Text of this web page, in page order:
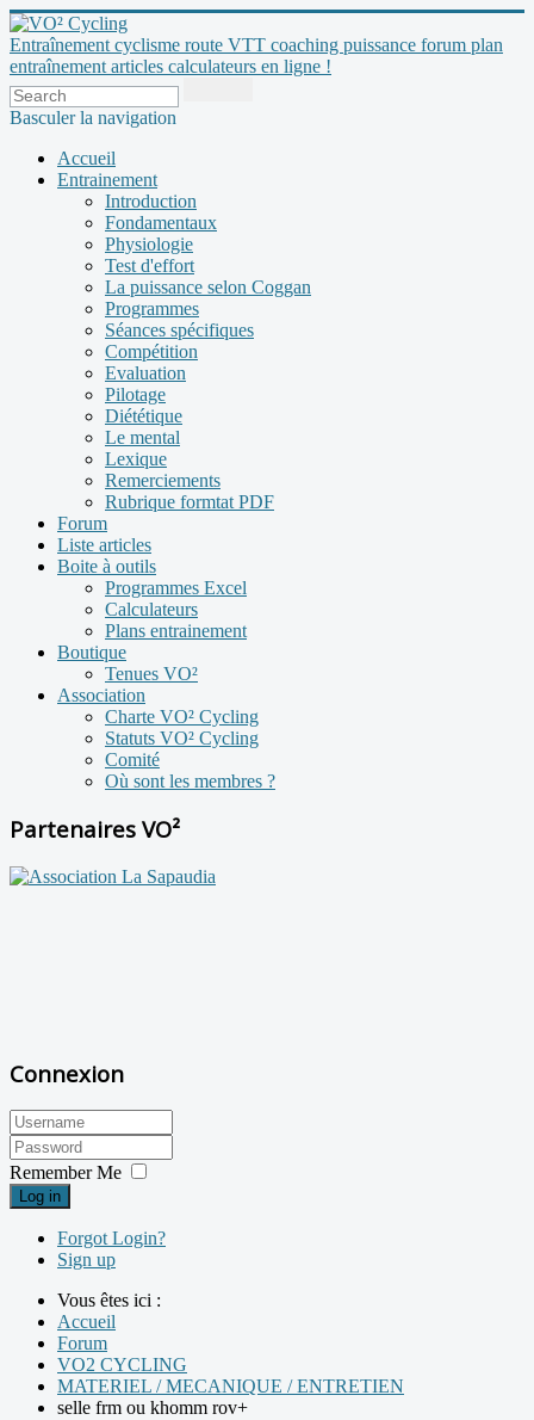
Entraînement cyclisme route VTT coaching puissance forum plan
entraînement articles calculateurs en ligne !
Basculer la navigation
Accueil
Entrainement
Introduction
Fondamentaux
Physiologie
Test d'effort
La puissance selon Coggan
Programmes
Séances spécifiques
Compétition
Evaluation
Pilotage
Diététique
Le mental
Lexique
Remerciements
Rubrique formtat PDF
Forum
Liste articles
Boite à outils
Programmes Excel
Calculateurs
Plans entrainement
Boutique
Tenues VO²
Association
Charte VO² Cycling
Statuts VO² Cycling
Comité
Où sont les membres ?
Partenaires VO²
Connexion
Remember Me
Log in
Forgot Login?
Sign up
Vous êtes ici :
Accueil
Forum
VO2 CYCLING
MATERIEL / MECANIQUE / ENTRETIEN
selle frm ou khomm rov+